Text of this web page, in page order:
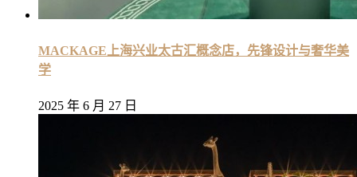
MACKAGE上海兴业太古汇概念店，先锋设计与奢华美
学
2025 年 6 月 27 日